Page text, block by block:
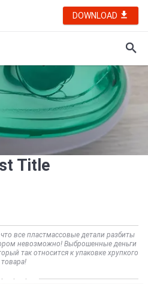
DOWNLOAD
Title
все пластмассовые детали разбиты
невозможно! Выброшенные деньги
так относится к упаковке хрупкого
товара!